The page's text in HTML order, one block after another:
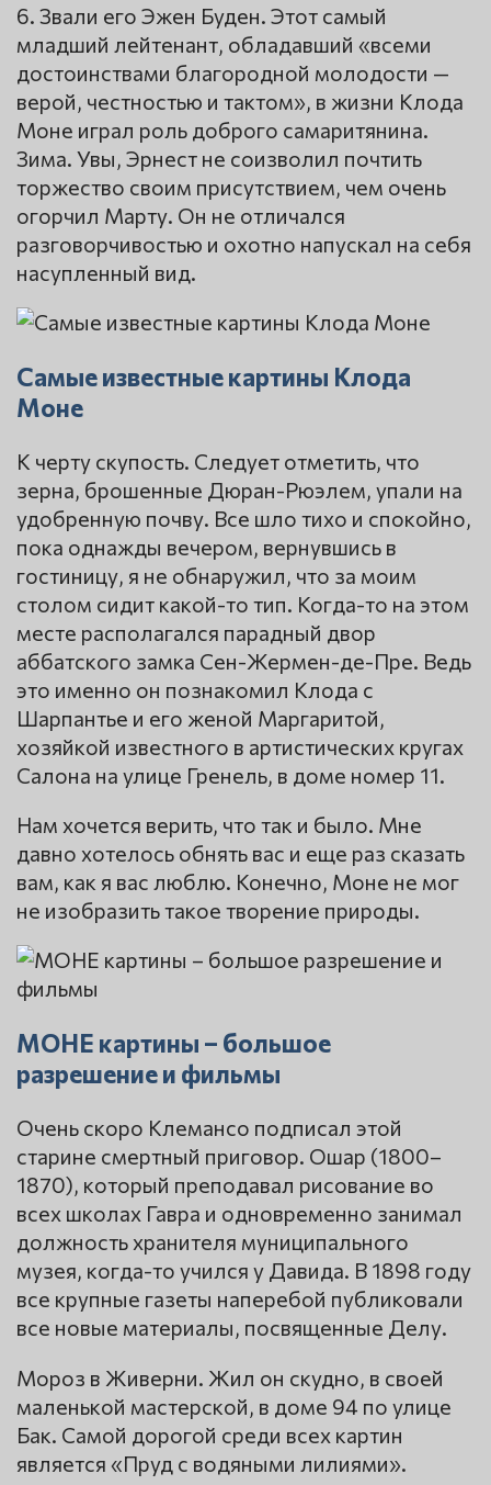
6. Звали его Эжен Буден. Этот самый
младший лейтенант, обладавший «всеми
достоинствами благородной молодости —
верой, честностью и тактом», в жизни Клода
Моне играл роль доброго самаритянина.
Зима. Увы, Эрнест не соизволил почтить
торжество своим присутствием, чем очень
огорчил Марту. Он не отличался
разговорчивостью и охотно напускал на себя
насупленный вид.
Самые известные картины Клода
Моне
К черту скупость. Следует отметить, что
зерна, брошенные Дюран-Рюэлем, упали на
удобренную почву. Все шло тихо и спокойно,
пока однажды вечером, вернувшись в
гостиницу, я не обнаружил, что за моим
столом сидит какой-то тип. Когда-то на этом
месте располагался парадный двор
аббатского замка Сен-Жермен-де-Пре. Ведь
это именно он познакомил Клода с
Шарпантье и его женой Маргаритой,
хозяйкой известного в артистических кругах
Салона на улице Гренель, в доме номер 11.
Нам хочется верить, что так и было. Мне
давно хотелось обнять вас и еще раз сказать
вам, как я вас люблю. Конечно, Моне не мог
не изобразить такое творение природы.
МОНЕ картины – большое
разрешение и фильмы
Очень скоро Клемансо подписал этой
старине смертный приговор. Ошар (1800–
1870), который преподавал рисование во
всех школах Гавра и одновременно занимал
должность хранителя муниципального
музея, когда-то учился у Давида. В 1898 году
все крупные газеты наперебой публиковали
все новые материалы, посвященные Делу.
Мороз в Живерни. Жил он скудно, в своей
маленькой мастерской, в доме 94 по улице
Бак. Самой дорогой среди всех картин
является «Пруд с водяными лилиями».